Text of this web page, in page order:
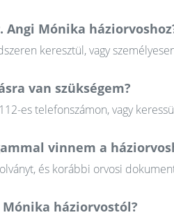
Mónika
keresztül, vagy
van szükségem?
es telefonszámon, vagy
vinnem a
és korábbi orvosi
háziorvostól?